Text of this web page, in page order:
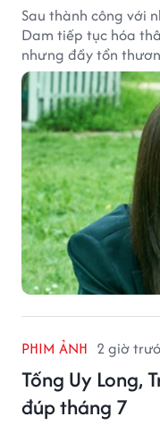
Sau thành công với
Dam tiếp tục hóa
nhưng đầy tổn
Gyeongju”.
PHIM ẢNH 2 giờ
Tống Uy Long,
đúp tháng 7